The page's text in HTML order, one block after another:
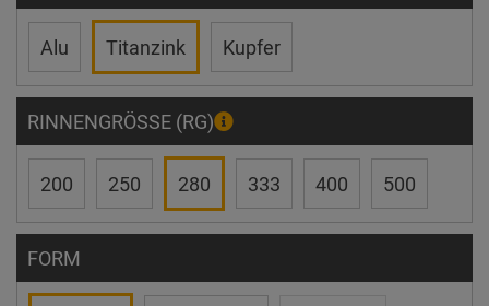
Alu Titanzink Kupfer
RINNENGRÖSSE (RG)
200 250 280 333 400 500
FORM